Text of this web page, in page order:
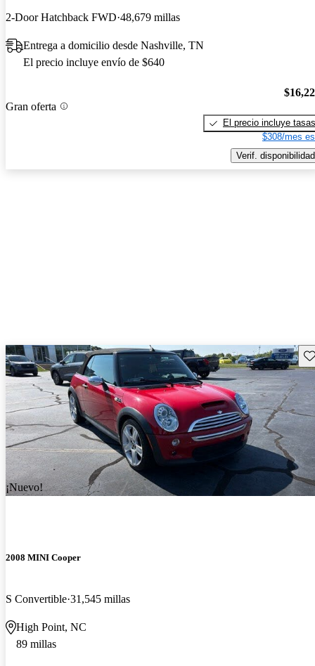
2-Door Hatchback FWD 48,679 millas
Entrega a domicilio desde Nashville, TN
El precio incluye envío de $640
Gran oferta
El precio incluye tasas
$308/mes
Verif. disponibilidad
¡Nuevo!
2008 MINI Cooper
S Convertible 31,545 millas
High Point, NC
89 millas